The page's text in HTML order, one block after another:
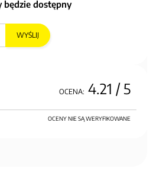
będzie dostępny
WYŚLIJ
OCENA: 4.21 / 5
OCENY NIE SĄ WERYFIKOWANE